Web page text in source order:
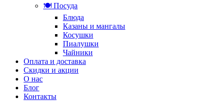
🍽️ Посуда
Блюда
Казаны и мангалы
Косушки
Пиалушки
Чайники
Оплата и доставка
Скидки и акции
О нас
Блог
Контакты